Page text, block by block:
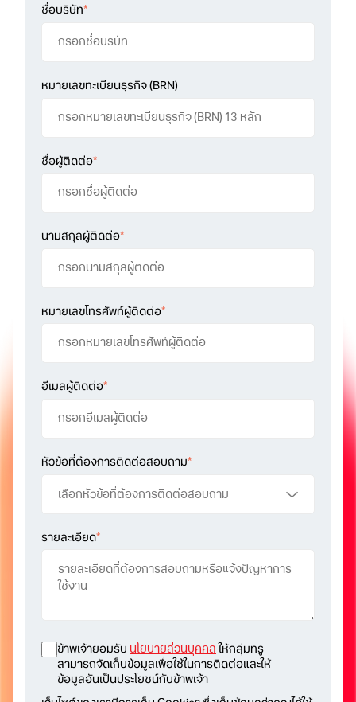
ชื่อบริษัท*
หมายเลขทะเบียนธุรกิจ (BRN)
ชื่อผู้ติดต่อ*
นามสกุลผู้ติดต่อ*
หมายเลขโทรศัพท์ผู้ติดต่อ*
อีเมลผู้ติดต่อ*
หัวข้อที่ต้องการติดต่อสอบถาม*
รายละเอียด*
ข้าพเจ้ายอมรับนโยบายส่วนบุคคลให้กลุ่มทรู
สามารถจัดเก็บข้อมูลเพื่อใช้ในการติดต่อและให้
ข้อมูลอันเป็นประโยชน์กับข้าพเจ้า